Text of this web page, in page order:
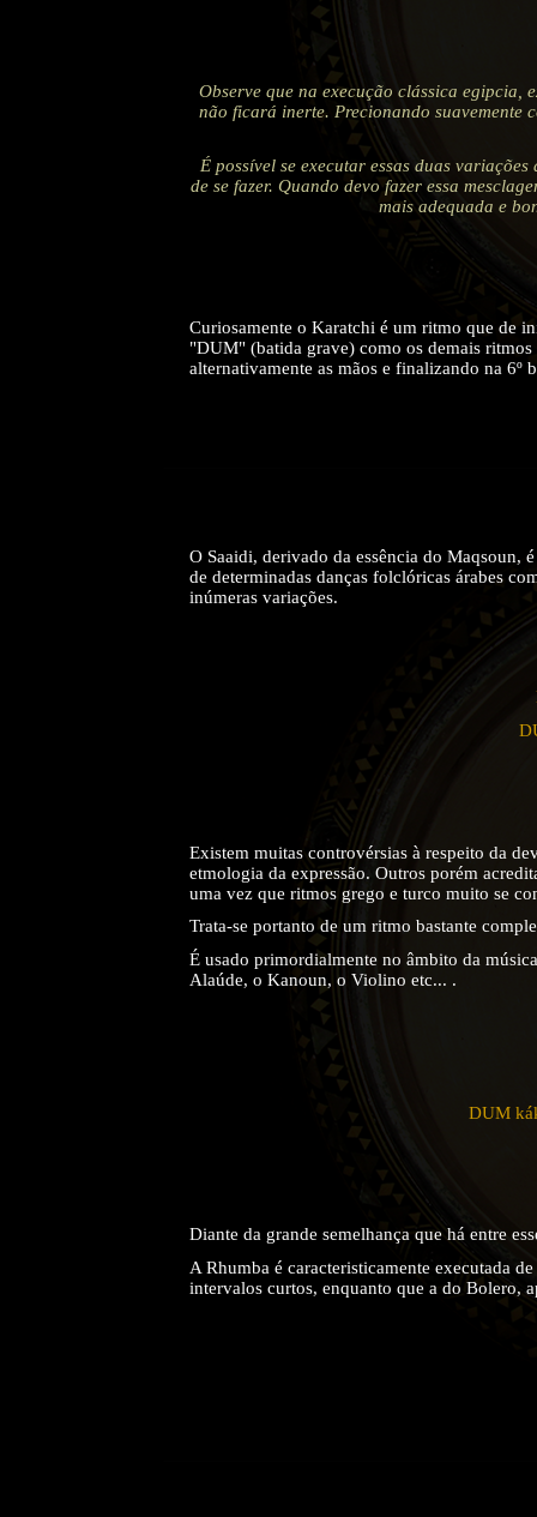
Observe que na execução clássica egipcia,
não ficará inerte. Precionando suavemente
É possível se executar essas duas
de se fazer. Quando devo fazer essa
mais adequada e
Curiosamente o Karatchi é um ritmo que de
"DUM" (batida grave) como os demais ritmos
alternativamente as mãos e finalizando na 6º
O Saaidi, derivado da essência do Maqsoun,
de determinadas danças folclóricas árabes
inúmeras variações.
Existem muitas controvérsias à respeito da
etmologia da expressão. Outros porém
uma vez que ritmos grego e turco muito se
Trata-se portanto de um ritmo bastante
É usado primordialmente no âmbito da
Alaúde, o Kanoun, o Violino etc... .
DUM
Diante da grande semelhança que há entre
A Rhumba é caracteristicamente executada
intervalos curtos, enquanto que a do Bolero,